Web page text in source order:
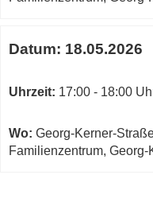
Datum: 18.05.2026
Uhrzeit: 17:00 - 18:00
Wo: Georg-Kerner-
Familienzentrum, Georg-